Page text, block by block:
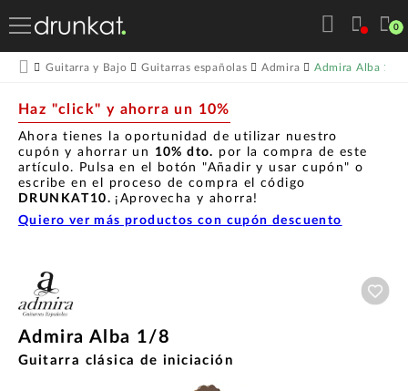
0
Guitarra y Bajo Guitarras españolas Admira Admira Alba 1/8
Haz "click" y ahorra un 10%
Ahora tienes la oportunidad de utilizar nuestro
cupón y ahorrar un 10% dto. por la compra de este
artículo. Pulsa en el botón "Añadir y usar cupón" o
escribe en el proceso de compra el código
DRUNKAT10. ¡Aprovecha y ahorra!
Quiero ver más productos con cupón descuento
Admira Alba 1/8
Guitarra clásica de iniciación